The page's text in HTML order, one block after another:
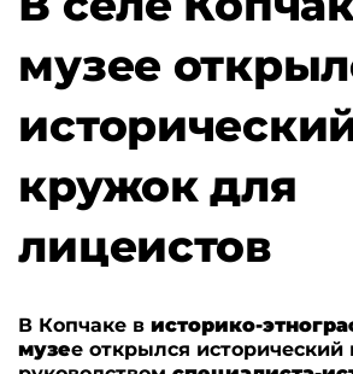
музее
кружок для
лицеистов
В Копчаке висторико-
музее открылся